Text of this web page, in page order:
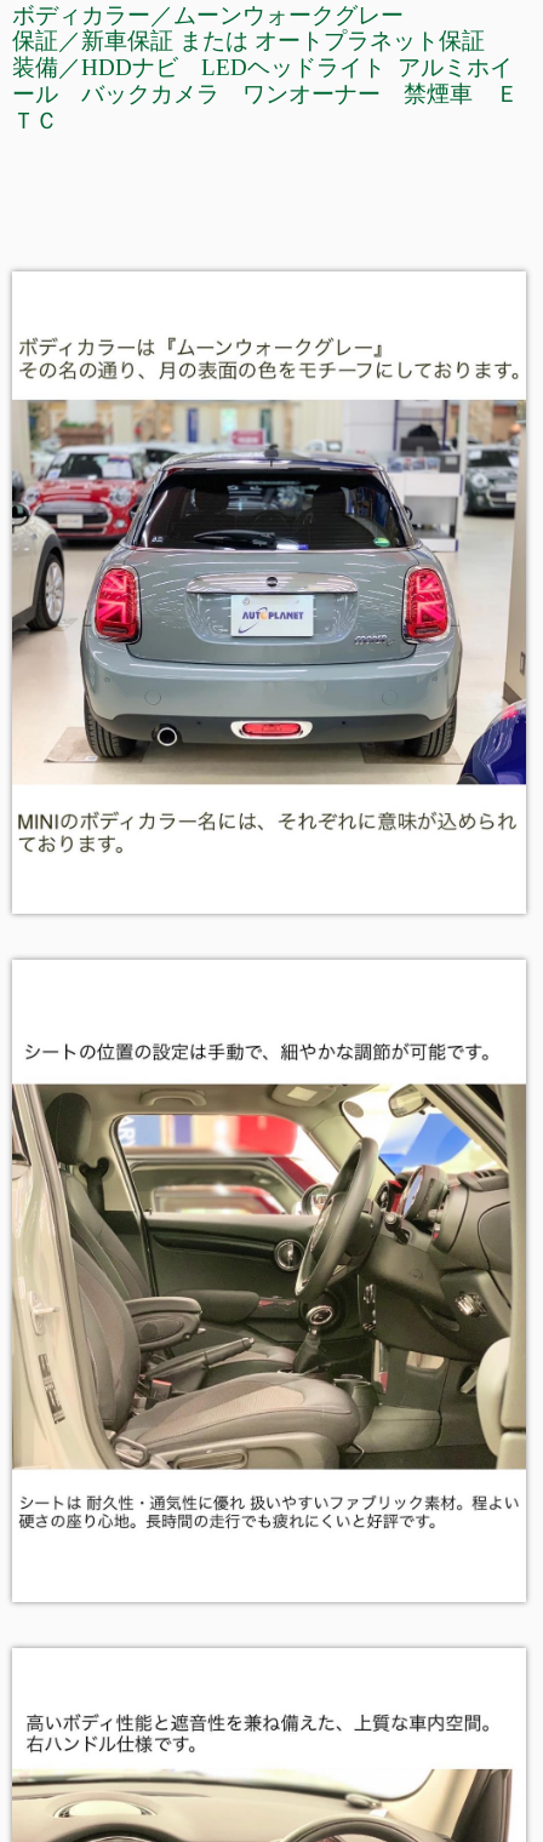
ボディカラー／ムーンウォークグレー
保証／新車保証 または オートプラネット保証
装備／HDDナビ LEDヘッドライト アルミホイ
ール バックカメラ ワンオーナー 禁煙車 Ｅ
ＴＣ